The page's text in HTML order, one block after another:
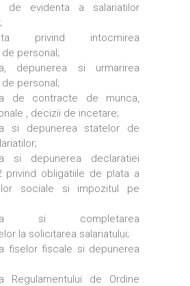
de evidenta a salariatilor
privind intocmirea
personal;
depunerea si urmarirea
personal;
de contracte de munca,
, decizii de incetare;
si depunerea statelor de
si depunerea declaratiei
privind obligatiile de plata a
sociale si impozitul pe
si completarea
la solicitarea salariatului;
fiselor fiscale si depunerea
Regulamentului de Ordine